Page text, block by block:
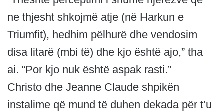
ne thjesht shkojmë atje (në Harkun e
Triumfit), hedhim pëlhurë dhe vendosim
disa litarë (mbi të) dhe kjo është ajo,” tha
ai. “Por kjo nuk është aspak rasti.”
Christo dhe Jeanne Claude shpikën
instalime që mund të duhen dekada për t’u